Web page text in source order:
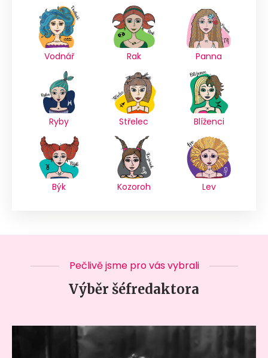
Vodnář Rak Panna
Ryby Střelec Blíženci
Býk Kozoroh Lev
Pečlivě jsme pro vás vybrali
Výběr šéfredaktora